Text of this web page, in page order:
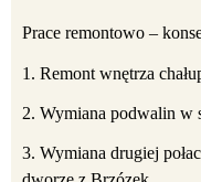
Prace remontowo –
1. Remont wnętrza
2. Wymiana podwalin w
3. Wymiana drugiej